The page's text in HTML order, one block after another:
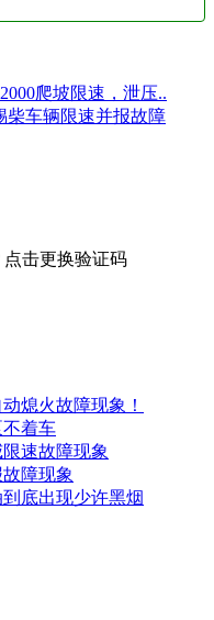
爬坡限速，泄压..
柴车辆限速并报故障
熄火故障现象！
不着车
速故障现象
障现象
到底出现少许黑烟